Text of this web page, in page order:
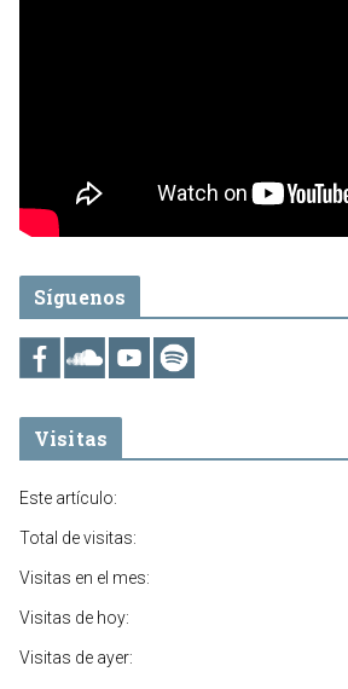
Síguenos
Visitas
Este artículo:
Total de visitas:
Visitas en el mes:
Visitas de hoy:
Visitas de ayer: